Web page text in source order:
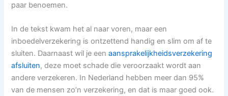
paar benoemen.
In de tekst kwam het al naar voren, maar een
inboedelverzekering is ontzettend handig en slim om af te
sluiten. Daarnaast wil je eenaansprakelijkheidsverzekering
afsluiten, deze moet schade die veroorzaakt wordt aan
andere verzekeren. In Nederland hebben meer dan 95%
van de mensen zo’n verzekering, en dat is maar goed ook.